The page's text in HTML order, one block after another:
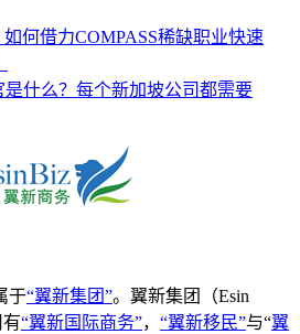
何借力COMPASS稀缺职业快速
是什么？每个新加坡公司都需要
于“翼新集团”。翼新集团（Esin
有“翼新国际商务”， “翼新移民”与“翼